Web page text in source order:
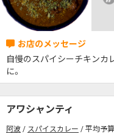
自慢のスパイシーチキンカ
に。
アワシャンティ
阿波 スパイスカレー 平均予